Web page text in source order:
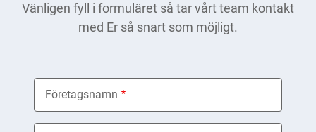
Vänligen fyll i formuläret så tar vårt team kontakt
med Er så snart som möjligt.
Företagsnamn